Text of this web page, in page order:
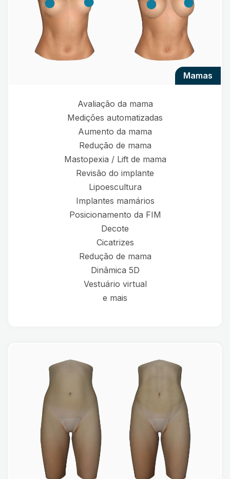
mamas
Avaliação da mama
Medições automatizadas
Aumento da mama
Redução de mama
Mastopexia / Lift de mama
Revisão do implante
Lipoescultura
Implantes mamários
Posicionamento da FIM
Decote
Cicatrizes
Redução de mama
Dinâmica 5D
Vestuário virtual
e mais